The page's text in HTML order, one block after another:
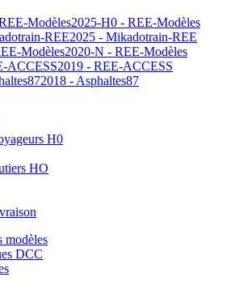
2025-H0 - REE-Modèles
2025 - Mikadotrain-REE
2020-N - REE-Modèles
2019 - REE-ACCESS
2018 - Asphaltes87
H0
HO
modèles
DCC